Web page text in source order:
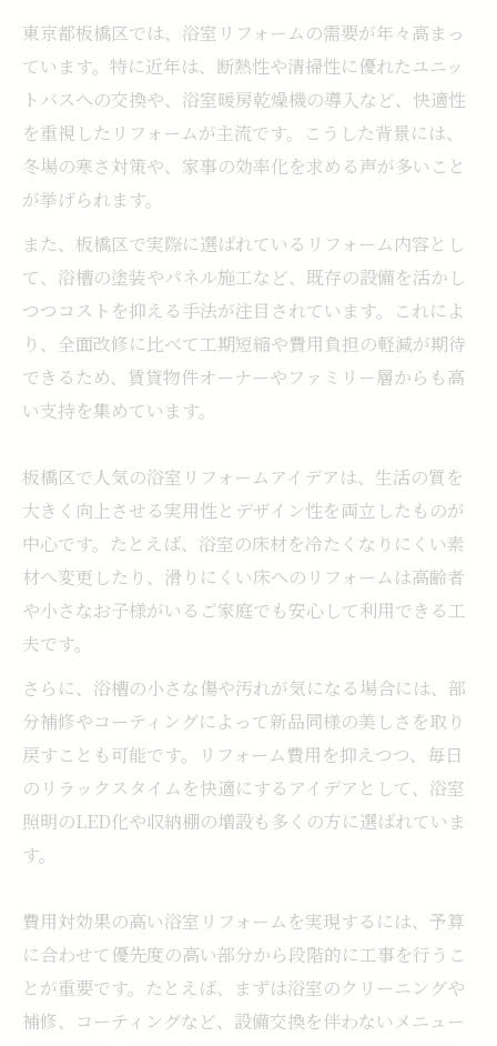
東京都板橋区では、浴室リフォームの需要が年々高まっ
ています。特に近年は、断熱性や清掃性に優れたユニッ
トバスへの交換や、浴室暖房乾燥機の導入など、快適性
を重視したリフォームが主流です。こうした背景には、
冬場の寒さ対策や、家事の効率化を求める声が多いこと
が挙げられます。
また、板橋区で実際に選ばれているリフォーム内容とし
て、浴槽の塗装やパネル施工など、既存の設備を活かし
つつコストを抑える手法が注目されています。これによ
り、全面改修に比べて工期短縮や費用負担の軽減が期待
できるため、賃貸物件オーナーやファミリー層からも高
い支持を集めています。
板橋区で人気の浴室リフォームアイデアは、生活の質を
大きく向上させる実用性とデザイン性を両立したものが
中心です。たとえば、浴室の床材を冷たくなりにくい素
材へ変更したり、滑りにくい床へのリフォームは高齢者
や小さなお子様がいるご家庭でも安心して利用できる工
夫です。
さらに、浴槽の小さな傷や汚れが気になる場合には、部
分補修やコーティングによって新品同様の美しさを取り
戻すことも可能です。リフォーム費用を抑えつつ、毎日
のリラックスタイムを快適にするアイデアとして、浴室
照明のLED化や収納棚の増設も多くの方に選ばれていま
す。
費用対効果の高い浴室リフォームを実現するには、予算
に合わせて優先度の高い部分から段階的に工事を行うこ
とが重要です。たとえば、まずは浴室のクリーニングや
補修、コーティングなど、設備交換を伴わないメニュー